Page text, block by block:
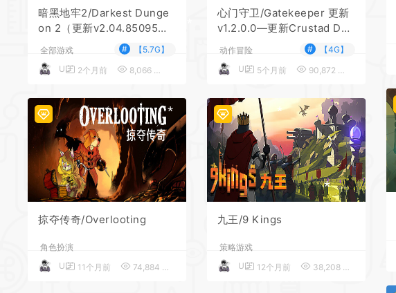
暗黑地牢2/Darkest Dunge
on 2（更新v2.04.85095—
更新DLCs）
全部游戏 #
【5.7G】
UU
2个月前 8,066
心门守卫/Gatekeeper 更新
v1.2.0.0—更新Crustad DL
C
动作冒险 #
【4G】
UU
5个月前 90,872
掠夺传奇/Overlooting
角色扮演
UU
11个月前 74,884
九王/9 Kings
策略游戏
UU
12个月前 38,208
*
*
*
*
*
*